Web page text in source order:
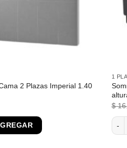
2 Plazas Imperial 1.40
2 Plazas Imperial 1.40 Dormitorio
1
$